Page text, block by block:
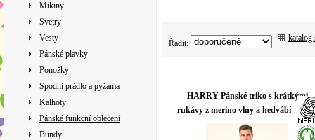
Mikiny
Svetry
Vesty
Pánské plavky
Ponožky
Spodní prádlo a pyžama
Kalhoty
Pánské funkční oblečení
Bundy
Řadit:
katalog
HARRY Pánské triko s krátkými
rukávy z merino vlny a hedvábí -